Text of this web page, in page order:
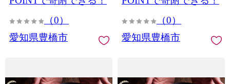
（0）
愛知県豊橋市
（0）
愛知県豊橋市